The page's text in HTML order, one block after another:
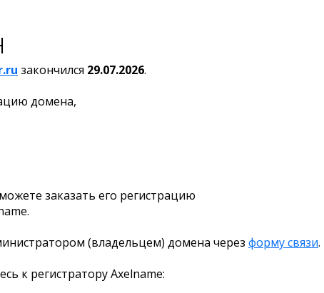
закончился 29.07.2026.
домена,
заказать его регистрацию
(владельцем) домена через форму связи.
к регистратору Axelname: